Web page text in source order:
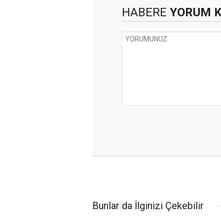
HABERE YORUM
Bunlar da İlginizi Çekebilir